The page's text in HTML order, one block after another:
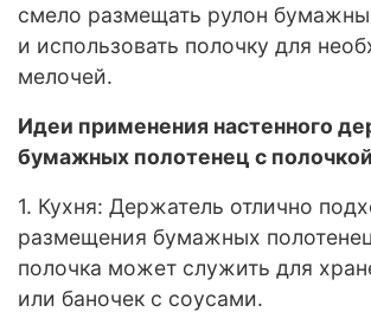
смело размещать рулон
и использовать полочку для
мелочей.
Идеи применения настенного
бумажных полотенец с полочкой
1. Кухня: Держатель отлично
размещения бумажных
полочка может служить для
или баночек с соусами.